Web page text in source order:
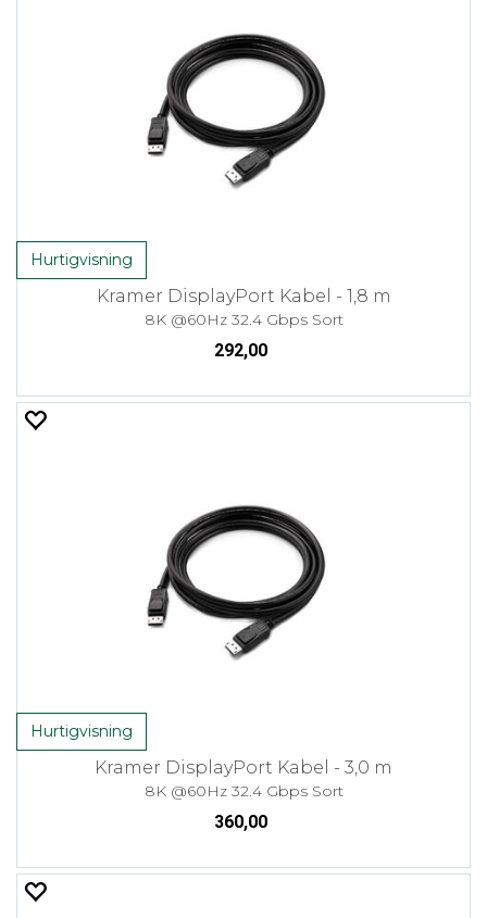
Hurtigvisning
Kramer DisplayPort Kabel - 1,8 m
8K @60Hz 32.4 Gbps Sort
292,00
Hurtigvisning
Kramer DisplayPort Kabel - 3,0 m
8K @60Hz 32.4 Gbps Sort
360,00